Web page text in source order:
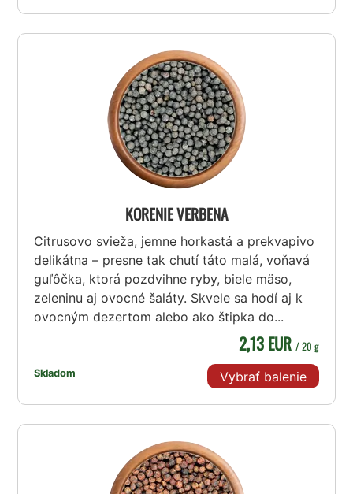
KORENIE VERBENA
Citrusovo svieža, jemne horkastá a prekvapivo
delikátna – presne tak chutí táto malá, voňavá
guľôčka, ktorá pozdvihne ryby, biele mäso,
zeleninu aj ovocné šaláty. Skvele sa hodí aj k
ovocným dezertom alebo ako štipka do...
Skladom
2,13 EUR / 20 g
Vybrať balenie